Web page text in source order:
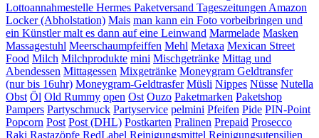
Lottoannahmestelle Hermes Paketversand Tageszeitungen Amazon
Locker (Abholstation) Mais man kann ein Foto vorbeibringen und
ein Künstler malt es dann auf eine Leinwand Marmelade Masken
Massagestuhl Meerschaumpfeiffen Mehl Metaxa Mexican Street
Food Milch Milchprodukte mini Mischgetränke Mittag und
Abendessen Mittagessen Mixgetränke Moneygram Geldtransfer
(nur bis 16uhr) Moneygram-Geldtrasfer Müsli Nippes Nüsse Nutella
Obst Öl Old Rummy open Ost Ouzo Paketmarken Paketshop
Pampers Partyschmuck Partyservice pelmini Pfeifen Pide PIN-Point
Popcorn Post Post (DHL) Postkarten Pralinen Prepaid Prosecco
Raki Rastazöpfe RedLabel Reinigungsmittel Reinigungsutensilien